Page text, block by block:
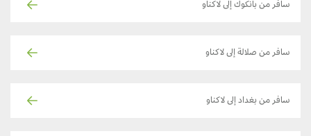
سافر من بانكوك إلى لاكناو
سافر من صلالة إلى لاكناو
سافر من بغداد إلى لاكناو